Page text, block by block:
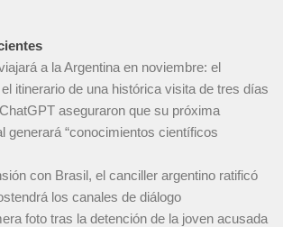
a la Argentina en noviembre: el
itinerario de una histórica visita de tres días
aseguraron que su próxima
generará “conocimientos científicos
con Brasil, el canciller argentino ratificó
los canales de diálogo
foto tras la detención de la joven acusada